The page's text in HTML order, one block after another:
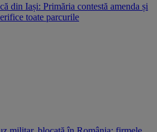
din Iași: Primăria contestă amenda și
toate parcurile